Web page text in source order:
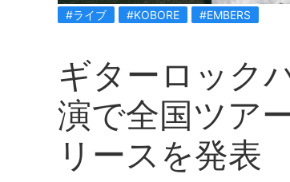
#ライブ #KOBORE #EMBERS
ギターロック
演で全国ツア
リースを発表